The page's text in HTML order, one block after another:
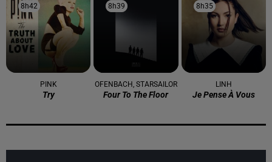
8h42
8h42
PINK
Try
8h39
8h39
OFENBACH, STARSAILOR
Four To The Floor
8h35
8h35
LINH
Je Pense À Vous